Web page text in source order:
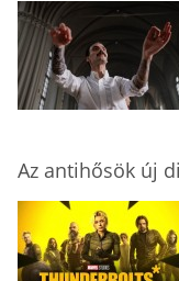
Az antihősök új